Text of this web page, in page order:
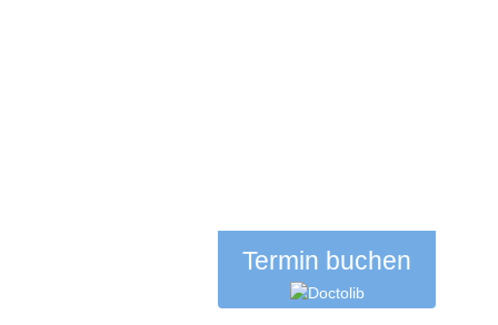
Termin buchen